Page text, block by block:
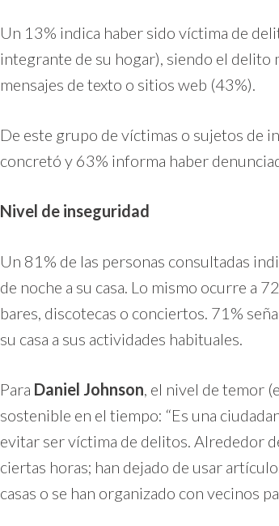
Un 13% indica haber sido víctima de
integrante de su hogar), siendo el
mensajes de texto o sitios web (43%).
De este grupo de víctimas o sujetos de
concretó y 63% informa haber
Nivel de inseguridad
Un 81% de las personas consultadas
de noche a su casa. Lo mismo ocurre a
bares, discotecas o conciertos. 71%
su casa a sus actividades habituales.
Para Daniel Johnson, el nivel de temor
sostenible en el tiempo: “Es una
evitar ser víctima de delitos. Alrededor
ciertas horas; han dejado de usar
casas o se han organizado con vecinos